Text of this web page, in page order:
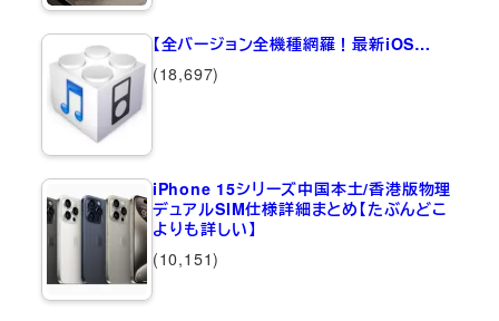
【全バージョン全機種網羅！最新iOS…
(18,697)
iPhone 15シリーズ中国本土/香港版物理
デュアルSIM仕様詳細まとめ【たぶんどこ
よりも詳しい】
(10,151)